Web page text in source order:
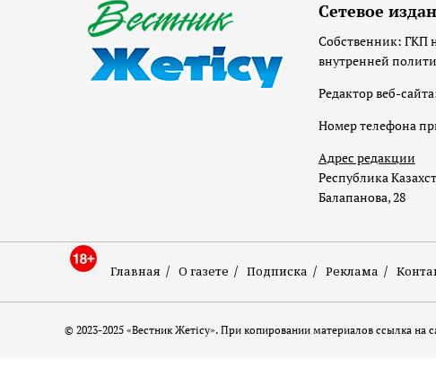
Сетевое
Собственник: ГКП
внутренней
Редактор веб-
Номер телефона
Адрес редакции
Республика
Балапанова, 28
Главная О газете Подписка Реклама
© 2023-2025 «Вестник Жетісу». При копировании материалов ссылка на